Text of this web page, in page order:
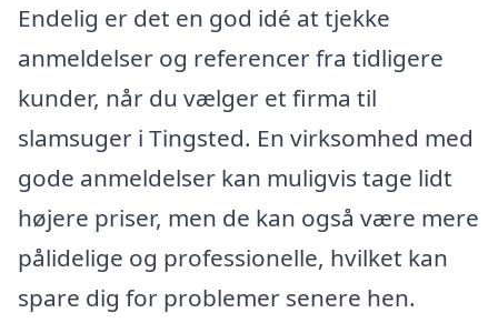
Endelig er det en god idé at tjekke
anmeldelser og referencer fra tidligere
kunder, når du vælger et firma til
slamsuger i Tingsted. En virksomhed med
gode anmeldelser kan muligvis tage lidt
højere priser, men de kan også være mere
pålidelige og professionelle, hvilket kan
spare dig for problemer senere hen.